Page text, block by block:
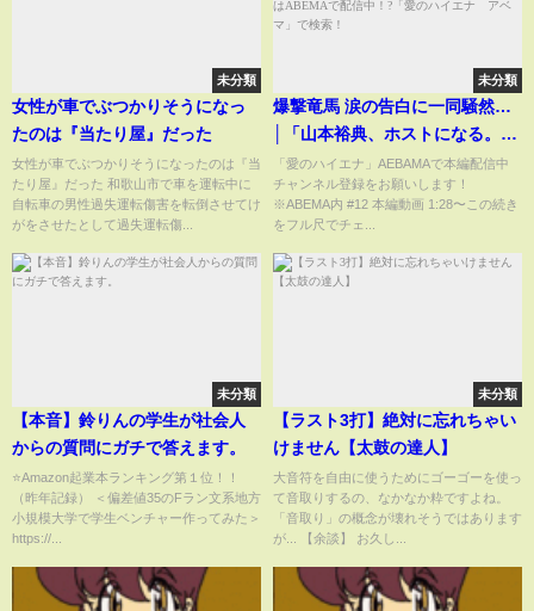
未分類
女性が車でぶつかりそうになっ
たのは『当たり屋』だった
女性が車でぶつかりそうになったのは『当
たり屋』だった 和歌山市で車を運転中に
自転車の男性過失運転傷害を転倒させてけ
がをさせたとして過失運転傷...
未分類
爆撃竜馬 涙の告白に一同騒然…
│「山本裕典、ホストになる。」
初回売上バトル開幕！勝つのは
どの店舗か！？『#愛のハイエナ
3』はABEMAで配信中！?「愛の
「愛のハイエナ」AEBAMAで本編配信中
チャンネル登録をお願いします！
※ABEMA内 #12 本編動画 1:28〜この続き
をフル尺でチェ...
未分類
【本音】鈴りんの学生が社会人
からの質問にガチで答えます。
⭐️Amazon起業本ランキング第１位！！
（昨年記録） ＜偏差値35のFラン文系地方
小規模大学で学生ベンチャー作ってみた＞
https://...
未分類
【ラスト3打】絶対に忘れちゃい
けません【太鼓の達人】
大音符を自由に使うためにゴーゴーを使っ
て音取りするの、なかなか粋ですよね。
「音取り」の概念が壊れそうではあります
が... 【余談】 お久し...